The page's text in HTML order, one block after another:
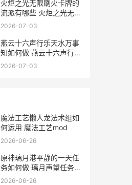
火炬之光无限刷火卡牌的
流派有哪些 火炬之光无限
刷火攻略
2026-07-03
燕云十六声行乐天水万事
知如何做 燕云十六声行乐
天水
2026-07-03
魔法工艺懒人龙法术组如
何运用 魔法工艺mod
2026-06-26
原神璃月港平静的一天任
务如何做 璃月声望任务璃
月港平静的一天
2026-06-26